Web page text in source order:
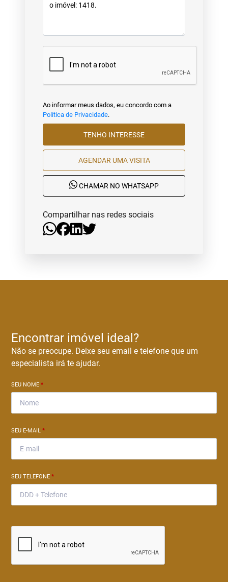
Ao informar meus dados, eu concordo com a
Política de Privacidade.
TENHO INTERESSE
AGENDAR UMA VISITA
CHAMAR NO WHATSAPP
Compartilhar nas redes sociais
Encontrar imóvel ideal?
Não se preocupe. Deixe seu email e telefone que um
especialista irá te ajudar.
SEU NOME*
SEU E-MAIL*
SEU TELEFONE*